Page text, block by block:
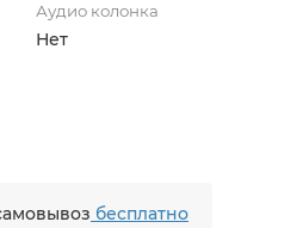
Аудио колонка
Нет
бесплатно